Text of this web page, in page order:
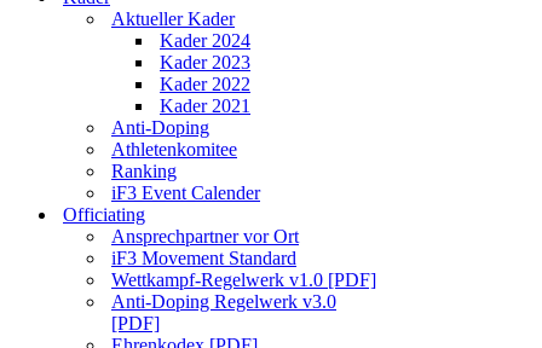
Aktueller Kader
Kader 2024
Kader 2023
Kader 2022
Kader 2021
Anti-Doping
Athletenkomitee
Ranking
iF3 Event Calender
Officiating
Ansprechpartner vor Ort
iF3 Movement Standard
Wettkampf-Regelwerk v1.0 [PDF]
Anti-Doping Regelwerk v3.0
[PDF]